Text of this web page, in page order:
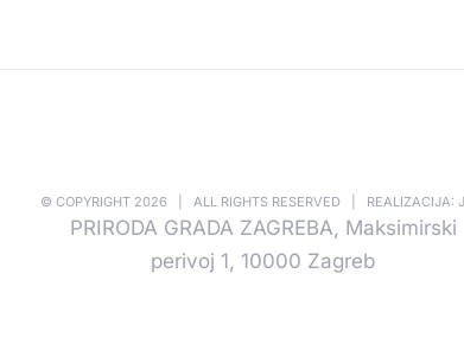
© COPYRIGHT 2026 | ALL RIGHTS RESERVED | REALIZACIJA:
PRIRODA GRADA ZAGREBA, Maksimirski
perivoj 1, 10000 Zagreb